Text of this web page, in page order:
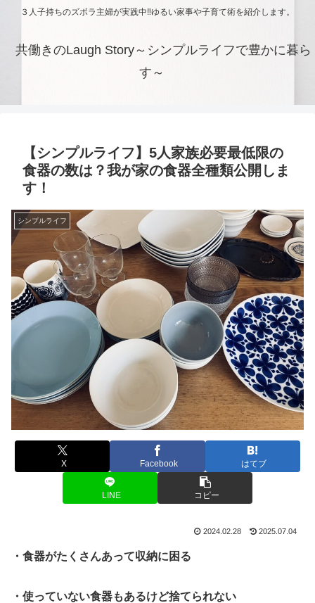
３人子持ちのズボラ主婦が実践中‼ゆるい家事や子育て術を紹介します。
共働きのLaugh Story～シンプルライフで豊かに暮ら
す～
【シンプルライフ】5人家族必要最低限の
食器の数は？我が家の食器全種類公開しま
す！
シンプルライフ
X Facebook はてブ
LINE コピー
2024.02.28 2025.07.04
・食器がたくさんあって収納に困る
・使っていない食器もあるけど捨てられない